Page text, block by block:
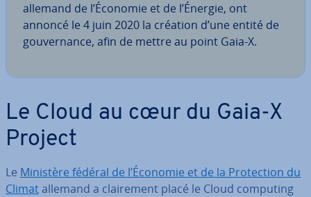
allemand de l’Économie et de l’Énergie, ont
annoncé le 4 juin 2020 la création d’une entité de
gou­ver­nance, afin de mettre au point Gaia-X.
Le Cloud au cœur du Gaia-X
Project
Le Ministère fédéral de l’Économie et de la Pro­tec­tion du
Climatallemand a clai­re­ment placé le Cloud computing